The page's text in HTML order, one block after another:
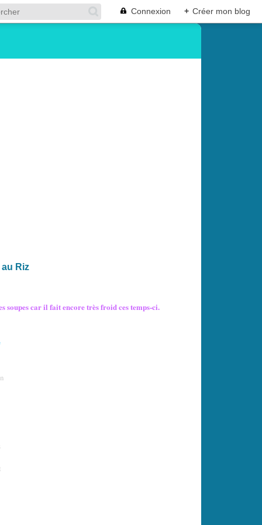
Connexion + Créer mon blog
Riz
soupes car il fait encore très froid ces temps-ci.